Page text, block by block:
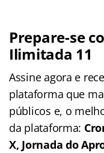
Prepare-se
Ilimitada 11
Assine agora e
plataforma que
públicos e, o
da plataforma:
X, Jornada do